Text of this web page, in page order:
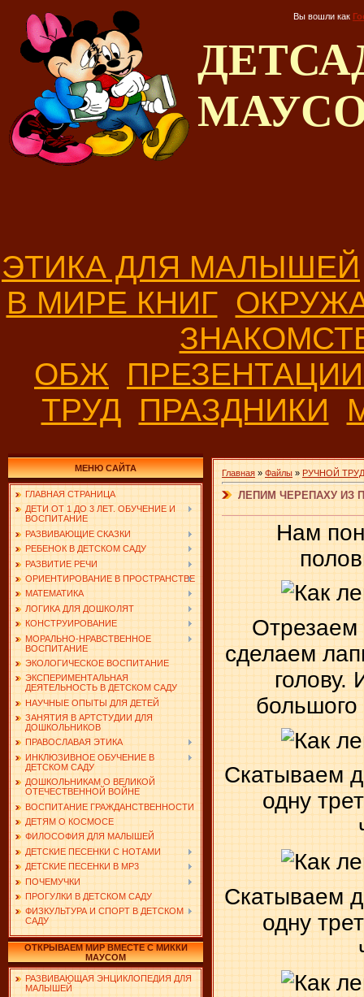
Вы вошли как
ЭТИКА ДЛЯ МАЛЫШЕЙ
В МИРЕ КНИГ
ОБЖ
ТРУД ПРАЗДНИКИ
МЕНЮ САЙТА
ГЛАВНАЯ СТРАНИЦА
ДЕТИ ОТ 1 ДО 3 ЛЕТ. ОБУЧЕНИЕ И
ВОСПИТАНИЕ
РАЗВИВАЮЩИЕ СКАЗКИ
РЕБЕНОК В ДЕТСКОМ САДУ
РАЗВИТИЕ РЕЧИ
ОРИЕНТИРОВАНИЕ В ПРОСТРАНСТВЕ
МАТЕМАТИКА
ЛОГИКА ДЛЯ ДОШКОЛЯТ
КОНСТРУИРОВАНИЕ
МОРАЛЬНО-НРАВСТВЕННОЕ
ВОСПИТАНИЕ
ЭКОЛОГИЧЕСКОЕ ВОСПИТАНИЕ
ЭКСПЕРИМЕНТАЛЬНАЯ
ДЕЯТЕЛЬНОСТЬ В ДЕТСКОМ САДУ
НАУЧНЫЕ ОПЫТЫ ДЛЯ ДЕТЕЙ
ЗАНЯТИЯ В АРТСТУДИИ ДЛЯ
ДОШКОЛЬНИКОВ
ПРАВОСЛАВАЯ ЭТИКА
ИНКЛЮЗИВНОЕ ОБУЧЕНИЕ В
ДЕТСКОМ САДУ
ДОШКОЛЬНИКАМ О ВЕЛИКОЙ
ОТЕЧЕСТВЕННОЙ ВОЙНЕ
ВОСПИТАНИЕ ГРАЖДАНСТВЕННОСТИ
ДЕТЯМ О КОСМОСЕ
ФИЛОСОФИЯ ДЛЯ МАЛЫШЕЙ
ДЕТСКИЕ ПЕСЕНКИ С НОТАМИ
ДЕТСКИЕ ПЕСЕНКИ В MP3
ПОЧЕМУЧКИ
ПРОГУЛКИ В ДЕТСКОМ САДУ
ФИЗКУЛЬТУРА И СПОРТ В ДЕТСКОМ
САДУ
ОТКРЫВАЕМ МИР ВМЕСТЕ С МИККИ
МАУСОМ
РАЗВИВАЮЩАЯ ЭНЦИКЛОПЕДИЯ ДЛЯ
МАЛЫШЕЙ
Главная » Файлы » РУЧНОЙ ТРУД
ЛЕПИМ ЧЕРЕПАХУ ИЗ
Нам
Отрезаем
сделаем
голову.
большого
Скатываем
одну
Скатываем
одну